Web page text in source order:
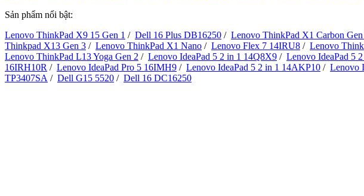
Sản phẩm nổi bật:
Lenovo ThinkPad X9 15 Gen 1 / Dell 16 Plus DB16250 / Lenovo ThinkPad X1 Carbon
Thinkpad X13 Gen 3 / Lenovo ThinkPad X1 Nano / Lenovo Flex 7 14IRU8 / Lenovo
Lenovo ThinkPad L13 Yoga Gen 2 / Lenovo IdeaPad 5 2 in 1 14Q8X9 / Lenovo IdeaPad 5
16IRH10R / Lenovo IdeaPad Pro 5 16IMH9 / Lenovo IdeaPad 5 2 in 1 14AKP10 / Lenovo
TP3407SA / Dell G15 5520 / Dell 16 DC16250